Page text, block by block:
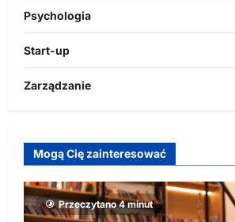
Psychologia
Start-up
Zarządzanie
Mogą Cię zainteresować
Przeczytano 4 minut